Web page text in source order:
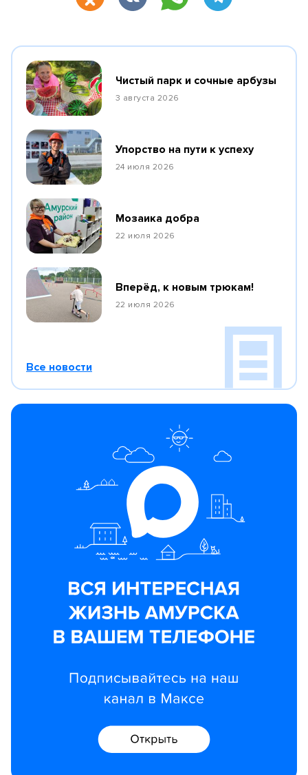
Чистый парк и сочные арбузы
3 августа 2026
Упорство на пути к успеху
24 июля 2026
Мозаика добра
22 июля 2026
Вперёд, к новым трюкам!
22 июля 2026
Все новости